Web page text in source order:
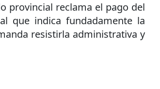
provincial reclama el pago del
que indica fundadamente la
resistirla administrativa y